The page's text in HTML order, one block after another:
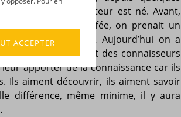
type de consommateur est né. Avant,
et moins étoffée, on prenait un
vieux, un punch… Aujourd’hui on a
de rhum qui sont des connaisseurs
apporter de la connaissance car ils
Ils aiment découvrir, ils aiment savoir
différence, même minime, il y aura
ACCEPTER